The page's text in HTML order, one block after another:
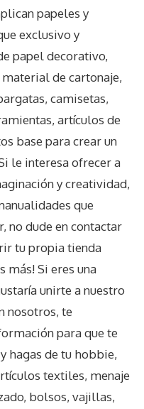
papeles y
exclusivo y
papel decorativo,
de cartonaje,
camisetas,
artículos de
base para crear un
le interesa ofrecer a
y creatividad,
que
no dude en contactar
tu propia tienda
más! Si eres una
unirte a nuestro
nosotros, te
para que te
hagas de tu hobbie,
textiles, menaje
bolsos, vajillas,